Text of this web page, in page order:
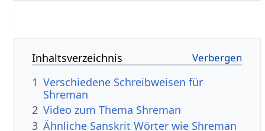
Inhaltsverzeichnis
1 Verschiedene Schreibweisen für
Shreman
2 Video zum Thema Shreman
3 Ähnliche Sanskrit Wörter wie Shreman